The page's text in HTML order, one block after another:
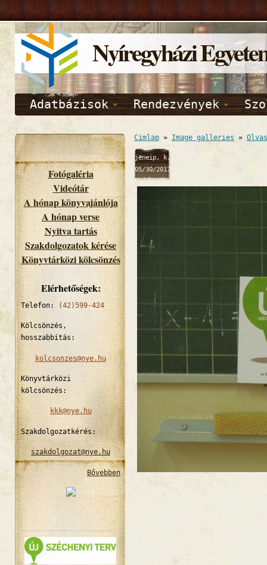
Nyíregyházi
Adatbázisok Rendezvények
Fotógaléria
Videótár
A hónap könyvajánlója
A hónap verse
Nyitva tartás
Szakdolgozatok kérése
Könyvtárközi kölcsönzés
Elérhetőségek:
Telefon: (42)599-424
Kölcsönzés,
hosszabbítás:
kolcsonzes@nye.hu
Könyvtárközi
kölcsönzés:
kkk@nye.hu
Szakdolgozatkérés:
szakdolgozat@nye.hu
Bővebben
Címlap » Image galleries »
jeneip, k,
05/30/2017
- 10:08